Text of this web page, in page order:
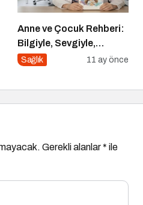
Anne ve Çocuk Rehberi:
Bilgiyle, Sevgiyle,
Güvenle
Sağlık 11 ay önce
Gerekli alanlar* ile